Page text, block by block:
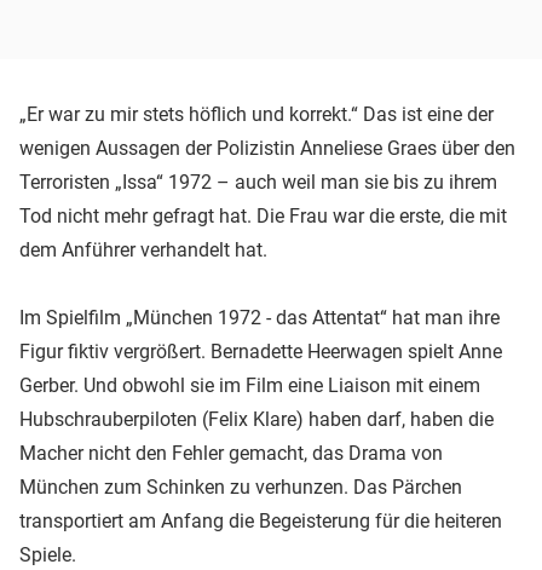
„Er war zu mir stets höflich und korrekt.“ Das ist eine der
wenigen Aussagen der Polizistin Anneliese Graes über den
Terroristen „Issa“ 1972 – auch weil man sie bis zu ihrem
Tod nicht mehr gefragt hat. Die Frau war die erste, die mit
dem Anführer verhandelt hat.
Im Spielfilm „München 1972 - das Attentat“ hat man ihre
Figur fiktiv vergrößert. Bernadette Heerwagen spielt Anne
Gerber. Und obwohl sie im Film eine Liaison mit einem
Hubschrauberpiloten (Felix Klare) haben darf, haben die
Macher nicht den Fehler gemacht, das Drama von
München zum Schinken zu verhunzen. Das Pärchen
transportiert am Anfang die Begeisterung für die heiteren
Spiele.